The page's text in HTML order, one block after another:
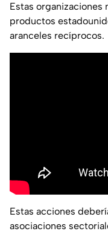
Estas organizaciones
productos
aranceles recíprocos.
Estas acciones
asociaciones